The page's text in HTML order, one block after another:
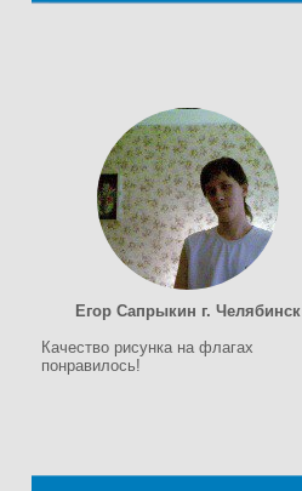
Егор Сапрыкин г. Челябинск
Качество рисунка на флагах
понравилось!